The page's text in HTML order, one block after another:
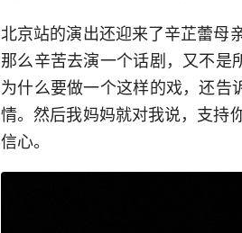
北京站的演出还迎来了辛芷蕾母
那么辛苦去演一个话剧，又不是
为什么要做一个这样的戏，还告
情。然后我妈妈就对我说，支持
信心。